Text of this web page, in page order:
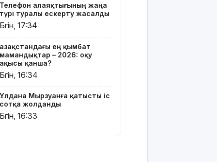
өшіруге
міндеттейтін
болып
Грант
иегерлерінің
тізімі
Белгілі
блогер
Телефон алаяқтығының жаңа
түрі туралы ескерту жасалды
Бүгін, 17:34
Қазақстандағы ең қымбат
мамандықтар – 2026: оқу
ақысы қанша?
Бүгін, 16:34
Ұлдана Мырзуанға қатысты іс
сотқа жолданды
Бүгін, 16:33